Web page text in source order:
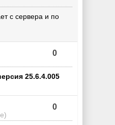
с сервера и по
0
25.6.4.005
0